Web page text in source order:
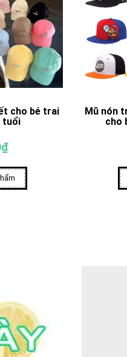
cho bé trai
tuổi
Mũ nón
cho